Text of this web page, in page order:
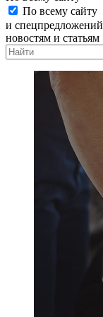
По всему сайту
и спецпредложений
новостям и статьям